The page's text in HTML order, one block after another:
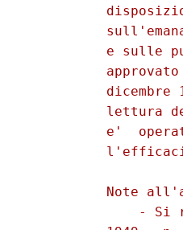
e sulle
dicembre
lettura
e'
Note
- Si